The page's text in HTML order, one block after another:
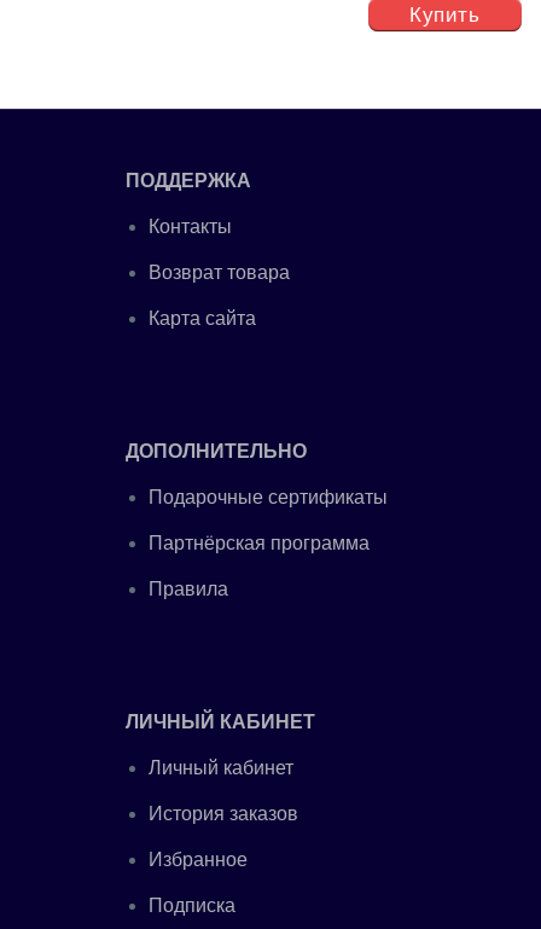
Купить
ПОДДЕРЖКА
Контакты
Возврат товара
Карта сайта
ДОПОЛНИТЕЛЬНО
Подарочные сертификаты
Партнёрская программа
Правила
ЛИЧНЫЙ КАБИНЕТ
Личный кабинет
История заказов
Избранное
Подписка